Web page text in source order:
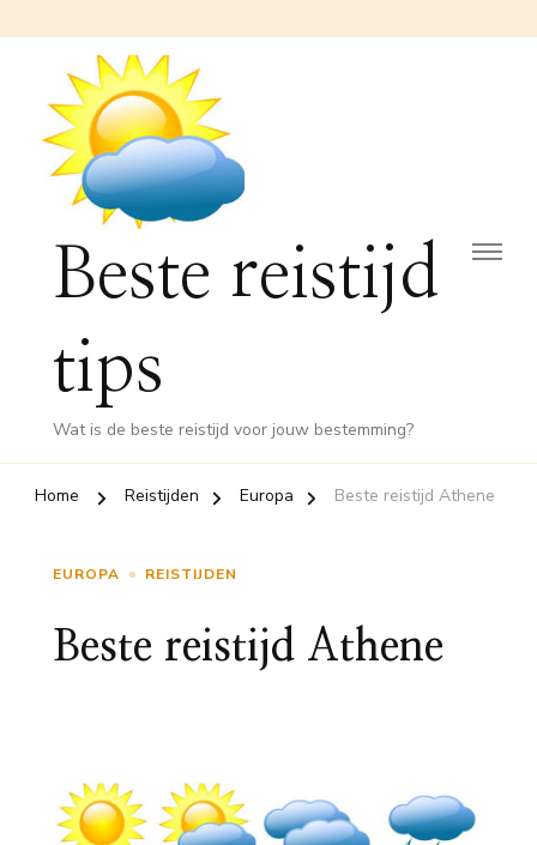
Beste reistijd
tips
Wat is de beste reistijd voor jouw bestemming?
Home Reistijden Europa Beste reistijd Athene
EUROPA REISTIJDEN
Beste reistijd Athene